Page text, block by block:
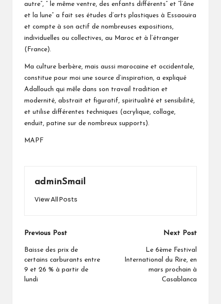
autre”, ” le même ventre, des enfants différents” et “l’âne
et la lune” a fait ses études d’arts plastiques à Essaouira
et compte à son actif de nombreuses expositions,
individuelles ou collectives, au Maroc et à l’étranger
(France).
Ma culture berbère, mais aussi marocaine et occidentale,
constitue pour moi une source d’inspiration, a expliqué
Adallouch qui mêle dans son travail tradition et
modernité, abstrait et figuratif, spiritualité et sensibilité,
et utilise différentes techniques (acrylique, collage,
enduit, patine sur de nombreux supports).
MAPF
adminSmail
View All Posts
Post
navigation
Previous Post
Baisse des prix de
certains carburants entre
9 et 26 % à partir de
lundi
Next Post
Le 6ème Festival
International du Rire, en
mars prochain à
Casablanca